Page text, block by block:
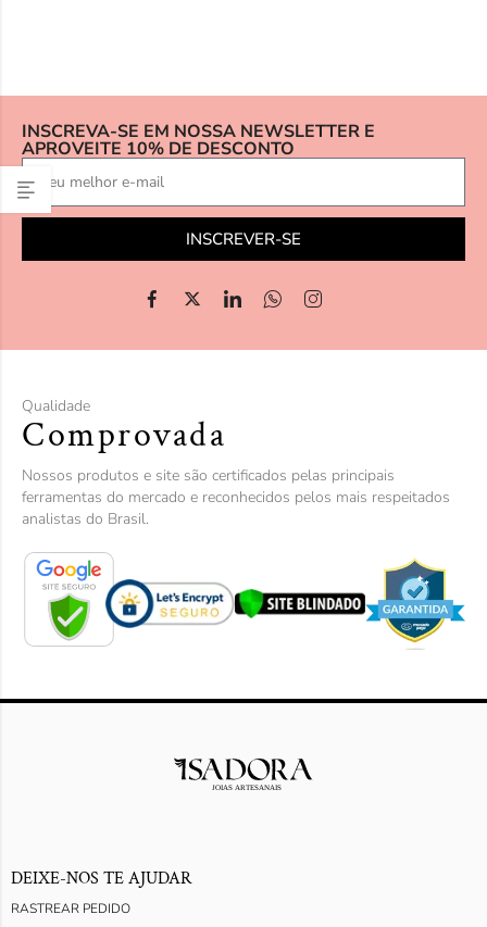
INSCREVA-SE EM NOSSA NEWSLETTER E
APROVEITE 10% DE DESCONTO
INSCREVER-SE
Qualidade
Comprovada
Nossos produtos e site são certificados pelas principais
ferramentas do mercado e reconhecidos pelos mais respeitados
analistas do Brasil.
DEIXE-NOS TE AJUDAR
RASTREAR PEDIDO